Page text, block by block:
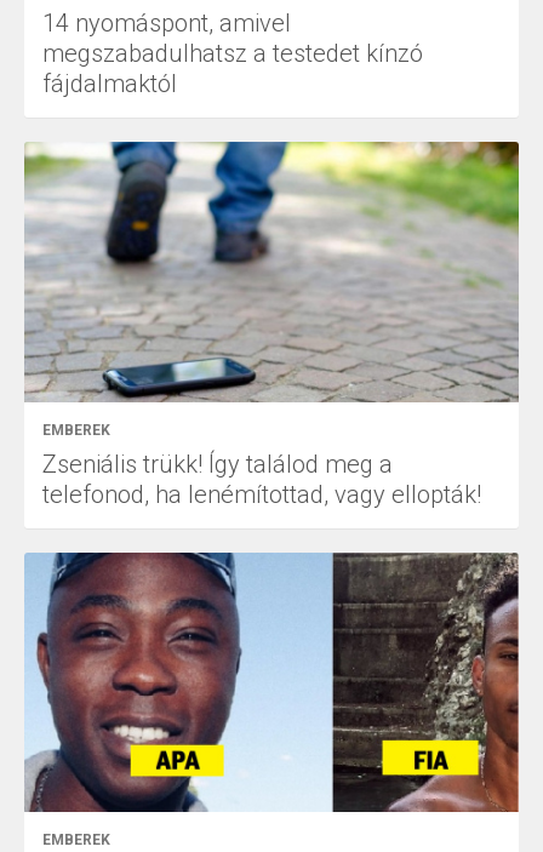
14 nyomáspont, amivel
megszabadulhatsz a testedet kínzó
fájdalmaktól
EMBEREK
Zseniális trükk! Így találod meg a
telefonod, ha lenémítottad, vagy ellopták!
EMBEREK